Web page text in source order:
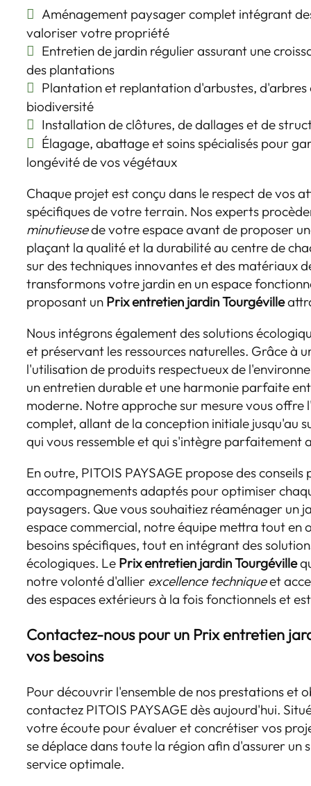
Aménagement paysager complet intégrant
valoriser votre propriété
Entretien de jardin régulier assurant une
des plantations
Plantation et replantation d'arbustes,
biodiversité
Installation de clôtures, de dallages et de
Élagage, abattage et soins spécialisés pour
longévité de vos végétaux
Chaque projet est conçu dans le respect de vos
spécifiques de votre terrain. Nos experts
minutieusede votre espace avant de proposer
plaçant la qualité et la durabilité au centre de
sur des techniques innovantes et des matériaux
transformons votre jardin en un espace
proposant un Prix entretien jardin Tourgéville
Nous intégrons également des solutions
et préservant les ressources naturelles. Grâce à
l'utilisation de produits respectueux de
un entretien durable et une harmonie parfaite
moderne. Notre approche sur mesure vous offre
complet, allant de la conception initiale jusqu'au
qui vous ressemble et qui s'intègre parfaitement
En outre, PITOIS PAYSAGE propose des conseils
accompagnements adaptés pour optimiser
paysagers. Que vous souhaitiez réaménager un
espace commercial, notre équipe mettra tout
besoins spécifiques, tout en intégrant des
écologiques. Le Prix entretien jardin Tourgéville
notre volonté d'allier excellence techniqueet
des espaces extérieurs à la fois fonctionnels et
Contactez-nous pour un Prix entretien
vos besoins
Pour découvrir l'ensemble de nos prestations et
contactez PITOIS PAYSAGE dès aujourd'hui.
votre écoute pour évaluer et concrétiser vos
se déplace dans toute la région afin d'assurer un
service optimale.